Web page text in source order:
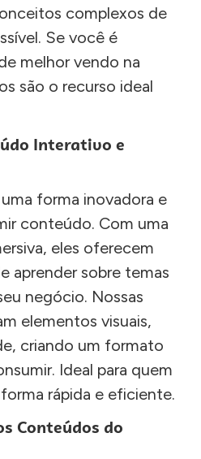
complexos de
Se você é
melhor vendo na
são o recurso ideal
Interativo e
forma inovadora e
conteúdo. Com uma
eles oferecem
aprender sobre temas
negócio. Nossas
elementos visuais,
criando um formato
Ideal para quem
rápida e eficiente.
Conteúdos do